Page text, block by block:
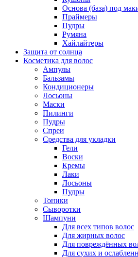
Основа (база) под
Праймеры
Пудры
Румяна
Хайлайтеры
Защита от солнца
Косметика для волос
Ампулы
Бальзамы
Кондиционеры
Лосьоны
Маски
Пилинги
Пудры
Спреи
Средства для укладки
Гели
Воски
Кремы
Лаки
Лосьоны
Пудры
Тоники
Сыворотки
Шампуни
Для всех типов волос
Для жирных волос
Для повреждённых
Для сухих и